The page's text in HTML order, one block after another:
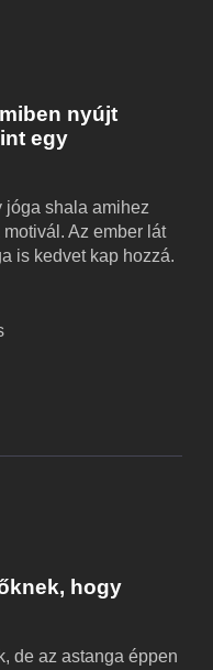
nyújt
egy
jóga shala amihez
Az ember lát
is kedvet kap hozzá.
hogy
de az astanga éppen